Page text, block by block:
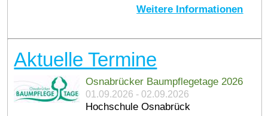
Weitere Informationen
Aktuelle Termine
Osnabrücker Baumpflegetage 2026
01.09.2026 - 02.09.2026
Hochschule Osnabrück